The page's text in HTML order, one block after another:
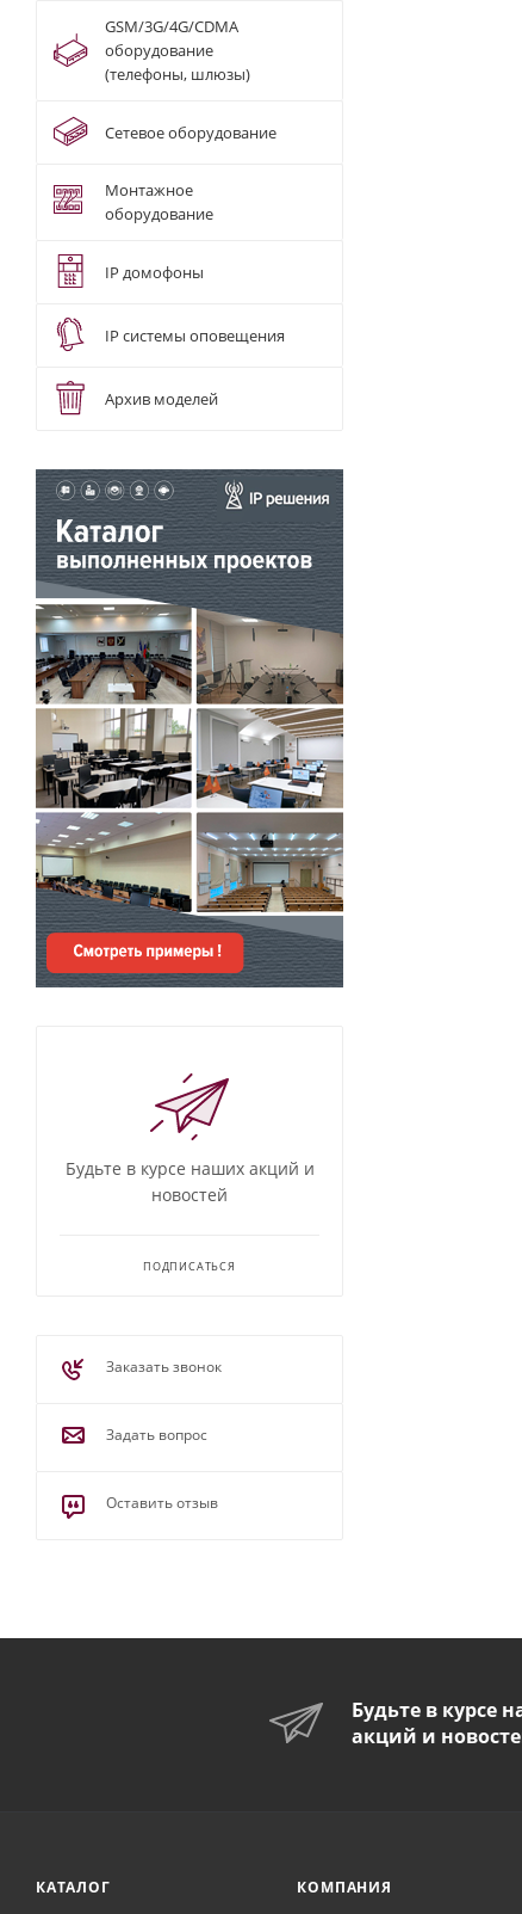
GSM/3G/4G/CDMA
оборудование
(телефоны, шлюзы)
Сетевое оборудование
Монтажное
оборудование
IP домофоны
IP системы оповещения
Архив моделей
Будьте в курсе наших акций и
новостей
ПОДПИСАТЬСЯ
Заказать звонок
Задать вопрос
Оставить отзыв
Будьте в курсе
акций и
КАТАЛОГ КОМПАНИЯ